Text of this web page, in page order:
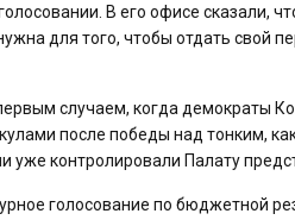
В его офисе сказали,
для того, чтобы отдать свой
случаем, когда демократы
после победы над тонким,
контролировали Палату
голосование по бюджетной